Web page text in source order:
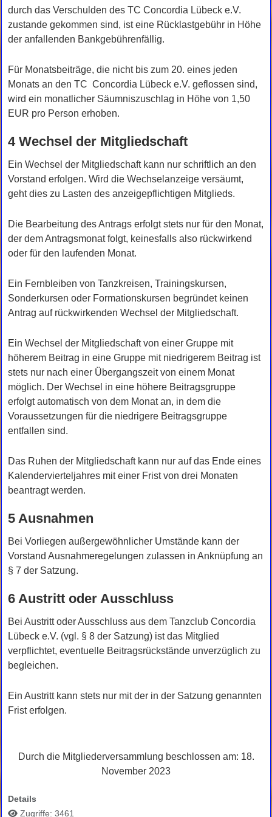
durch das Verschulden des TC Concordia Lübeck e.V.
zustande gekommen sind, ist eine Rücklastgebühr in Höhe
der anfallenden Bankgebührenfällig.
Für Monatsbeiträge, die nicht bis zum 20. eines jeden
Monats an den TC Concordia Lübeck e.V. geflossen sind,
wird ein monatlicher Säumniszuschlag in Höhe von 1,50
EUR pro Person erhoben.
4 Wechsel der Mitgliedschaft
Ein Wechsel der Mitgliedschaft kann nur schriftlich an den
Vorstand erfolgen. Wird die Wechselanzeige versäumt,
geht dies zu Lasten des anzeigepflichtigen Mitglieds.
Die Bearbeitung des Antrags erfolgt stets nur für den Monat,
der dem Antragsmonat folgt, keinesfalls also rückwirkend
oder für den laufenden Monat.
Ein Fernbleiben von Tanzkreisen, Trainingskursen,
Sonderkursen oder Formationskursen begründet keinen
Antrag auf rückwirkenden Wechsel der Mitgliedschaft.
Ein Wechsel der Mitgliedschaft von einer Gruppe mit
höherem Beitrag in eine Gruppe mit niedrigerem Beitrag ist
stets nur nach einer Übergangszeit von einem Monat
möglich. Der Wechsel in eine höhere Beitragsgruppe
erfolgt automatisch von dem Monat an, in dem die
Voraussetzungen für die niedrigere Beitragsgruppe
entfallen sind.
Das Ruhen der Mitgliedschaft kann nur auf das Ende eines
Kalendervierteljahres mit einer Frist von drei Monaten
beantragt werden.
5 Ausnahmen
Bei Vorliegen außergewöhnlicher Umstände kann der
Vorstand Ausnahmeregelungen zulassen in Anknüpfung an
§ 7 der Satzung.
6 Austritt oder Ausschluss
Bei Austritt oder Ausschluss aus dem Tanzclub Concordia
Lübeck e.V. (vgl. § 8 der Satzung) ist das Mitglied
verpflichtet, eventuelle Beitragsrückstände unverzüglich zu
begleichen.
Ein Austritt kann stets nur mit der in der Satzung genannten
Frist erfolgen.
Durch die Mitgliederversammlung beschlossen am: 18.
November 2023
Details
Zugriffe: 3461